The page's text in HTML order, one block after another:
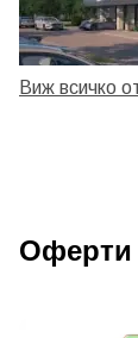
Виж всичко
Оферти